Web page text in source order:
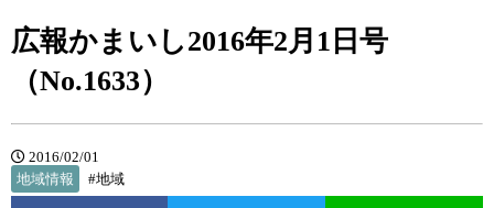
広報かまいし2016年2月1日号
（No.1633）
2016/02/01
地域情報
#地域